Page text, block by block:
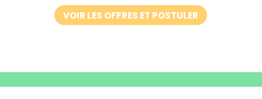
VOIR LES OFFRES ET POSTULER